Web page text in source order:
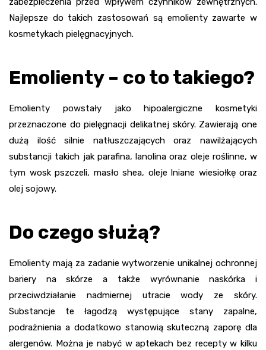
Najlepsze do takich zastosowań są emolienty zawarte w
kosmetykach pielęgnacyjnych.
Emolienty – co to takiego?
Emolienty powstały jako hipoalergiczne kosmetyki
przeznaczone do pielęgnacji delikatnej skóry. Zawierają one
dużą ilość silnie natłuszczających oraz nawilżających
substancji takich jak parafina, lanolina oraz oleje roślinne, w
tym wosk pszczeli, masło shea, oleje lniane wiesiołkę oraz
olej sojowy.
Do czego służą?
Emolienty mają za zadanie wytworzenie unikalnej ochronnej
bariery na skórze a także wyrównanie naskórka i
przeciwdziałanie nadmiernej utracie wody ze skóry.
Substancje te łagodzą występujące stany zapalne,
podrażnienia a dodatkowo stanowią skuteczną zaporę dla
alergenów. Można je nabyć w aptekach bez recepty w kilku